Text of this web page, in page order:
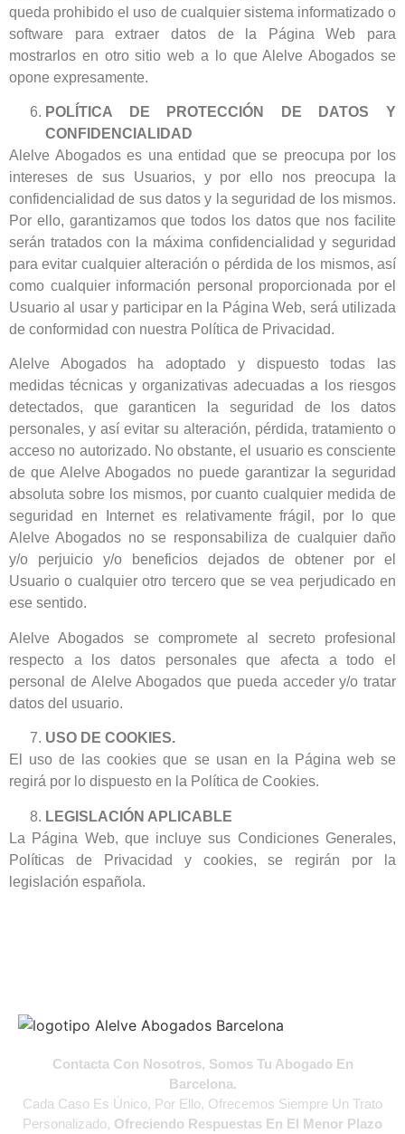
queda prohibido el uso de cualquier sistema informatizado o
software para extraer datos de la Página Web para
mostrarlos en otro sitio web a lo que Alelve Abogados se
opone expresamente.
POLÍTICA DE PROTECCIÓN DE DATOS Y
CONFIDENCIALIDAD
Alelve Abogados es una entidad que se preocupa por los
intereses de sus Usuarios, y por ello nos preocupa la
confidencialidad de sus datos y la seguridad de los mismos.
Por ello, garantizamos que todos los datos que nos facilite
serán tratados con la máxima confidencialidad y seguridad
para evitar cualquier alteración o pérdida de los mismos, así
como cualquier información personal proporcionada por el
Usuario al usar y participar en la Página Web, será utilizada
de conformidad con nuestra Política de Privacidad.
Alelve Abogados ha adoptado y dispuesto todas las
medidas técnicas y organizativas adecuadas a los riesgos
detectados, que garanticen la seguridad de los datos
personales, y así evitar su alteración, pérdida, tratamiento o
acceso no autorizado. No obstante, el usuario es consciente
de que Alelve Abogados no puede garantizar la seguridad
absoluta sobre los mismos, por cuanto cualquier medida de
seguridad en Internet es relativamente frágil, por lo que
Alelve Abogados no se responsabiliza de cualquier daño
y/o perjuicio y/o beneficios dejados de obtener por el
Usuario o cualquier otro tercero que se vea perjudicado en
ese sentido.
Alelve Abogados se compromete al secreto profesional
respecto a los datos personales que afecta a todo el
personal de Alelve Abogados que pueda acceder y/o tratar
datos del usuario.
USO DE COOKIES.
El uso de las cookies que se usan en la Página web se
regirá por lo dispuesto en la Política de Cookies.
LEGISLACIÓN APLICABLE
La Página Web, que incluye sus Condiciones Generales,
Políticas de Privacidad y cookies, se regirán por la
legislación española.
Contacta Con Nosotros, Somos Tu Abogado En
Barcelona.
Cada Caso Es Único, Por Ello, Ofrecemos Siempre Un Trato
Personalizado, Ofreciendo Respuestas En El Menor Plazo